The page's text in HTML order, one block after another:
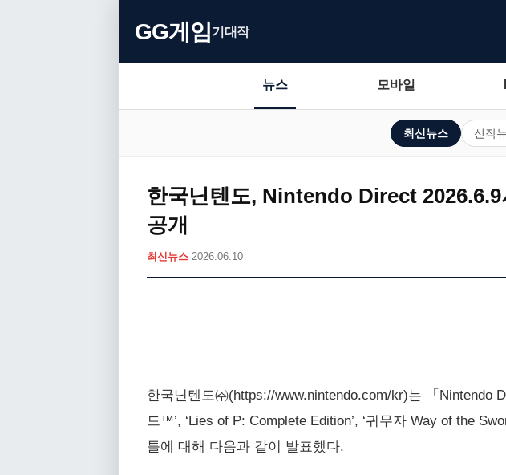
GG게임기대작
뉴스 모바일
최신뉴스 신작
한국닌텐도, Nintendo Direct
공개
최신뉴스 2026.06.10
한국닌텐도㈜(https://www.nintendo.com/kr)는 「Nintendo
드™’, ‘Lies of P: Complete Edition’, ‘귀무자 Way of the
틀에 대해 다음과 같이 발표했다.